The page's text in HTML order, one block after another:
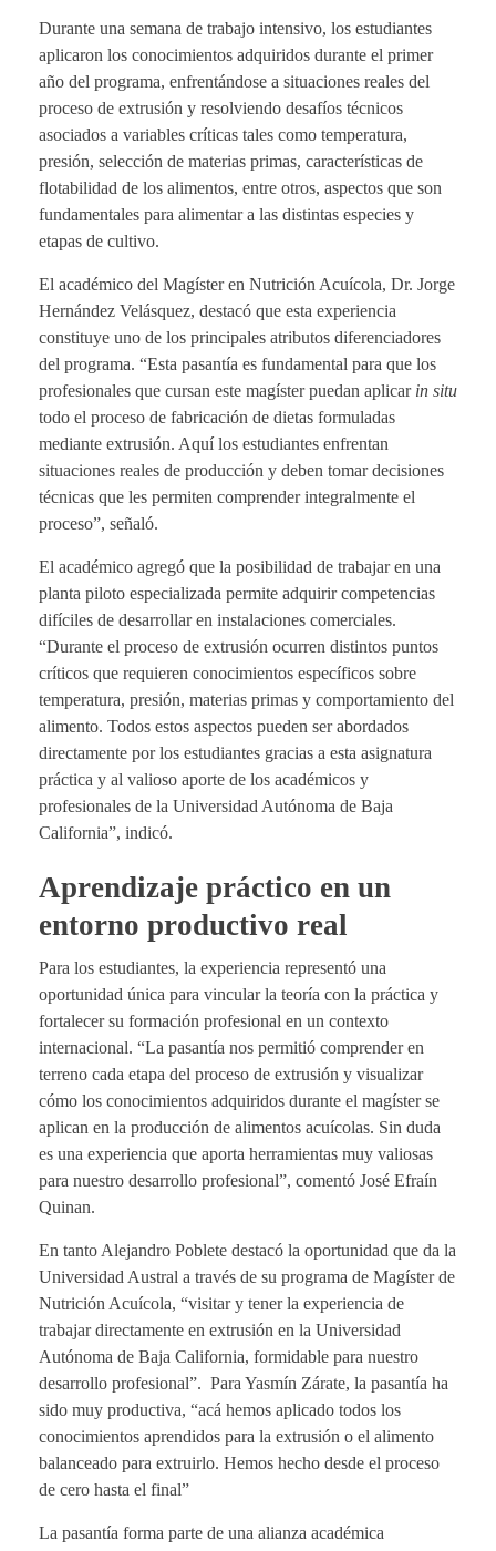
Durante una semana de trabajo intensivo, los estudiantes
aplicaron los conocimientos adquiridos durante el primer
año del programa, enfrentándose a situaciones reales del
proceso de extrusión y resolviendo desafíos técnicos
asociados a variables críticas tales como temperatura,
presión, selección de materias primas, características de
flotabilidad de los alimentos, entre otros, aspectos que son
fundamentales para alimentar a las distintas especies y
etapas de cultivo.
El académico del Magíster en Nutrición Acuícola, Dr. Jorge
Hernández Velásquez, destacó que esta experiencia
constituye uno de los principales atributos diferenciadores
del programa. “Esta pasantía es fundamental para que los
profesionales que cursan este magíster puedan aplicar in situ
todo el proceso de fabricación de dietas formuladas
mediante extrusión. Aquí los estudiantes enfrentan
situaciones reales de producción y deben tomar decisiones
técnicas que les permiten comprender integralmente el
proceso”, señaló.
El académico agregó que la posibilidad de trabajar en una
planta piloto especializada permite adquirir competencias
difíciles de desarrollar en instalaciones comerciales.
“Durante el proceso de extrusión ocurren distintos puntos
críticos que requieren conocimientos específicos sobre
temperatura, presión, materias primas y comportamiento del
alimento. Todos estos aspectos pueden ser abordados
directamente por los estudiantes gracias a esta asignatura
práctica y al valioso aporte de los académicos y
profesionales de la Universidad Autónoma de Baja
California”, indicó.
Aprendizaje práctico en un
entorno productivo real
Para los estudiantes, la experiencia representó una
oportunidad única para vincular la teoría con la práctica y
fortalecer su formación profesional en un contexto
internacional. “La pasantía nos permitió comprender en
terreno cada etapa del proceso de extrusión y visualizar
cómo los conocimientos adquiridos durante el magíster se
aplican en la producción de alimentos acuícolas. Sin duda
es una experiencia que aporta herramientas muy valiosas
para nuestro desarrollo profesional”, comentó José Efraín
Quinan.
En tanto Alejandro Poblete destacó la oportunidad que da la
Universidad Austral a través de su programa de Magíster de
Nutrición Acuícola, “visitar y tener la experiencia de
trabajar directamente en extrusión en la Universidad
Autónoma de Baja California, formidable para nuestro
desarrollo profesional”. Para Yasmín Zárate, la pasantía ha
sido muy productiva, “acá hemos aplicado todos los
conocimientos aprendidos para la extrusión o el alimento
balanceado para extruirlo. Hemos hecho desde el proceso
de cero hasta el final”
La pasantía forma parte de una alianza académica